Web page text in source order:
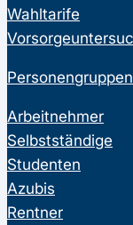
Wahltarife
Personengruppen
Arbeitnehmer
Selbstständige
Studenten
Azubis
Rentner